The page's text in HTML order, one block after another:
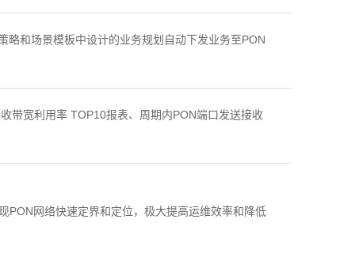
略和场景模板中设计的业务规划自动下发业务至PON
带宽利用率 TOP10报表、周期内PON端口发送接收
PON网络快速定界和定位，极大提高运维效率和降低